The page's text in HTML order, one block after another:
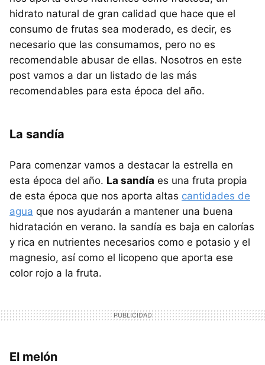
hidrato natural de gran calidad que hace que el
consumo de frutas sea moderado, es decir, es
necesario que las consumamos, pero no es
recomendable abusar de ellas. Nosotros en este
post vamos a dar un listado de las más
recomendables para esta época del año.
La sandía
Para comenzar vamos a destacar la estrella en
esta época del año. La sandía es una fruta propia
de esta época que nos aporta altas cantidades de
agua que nos ayudarán a mantener una buena
hidratación en verano. la sandía es baja en calorías
y rica en nutrientes necesarios como e potasio y el
magnesio, así como el licopeno que aporta ese
color rojo a la fruta.
El melón